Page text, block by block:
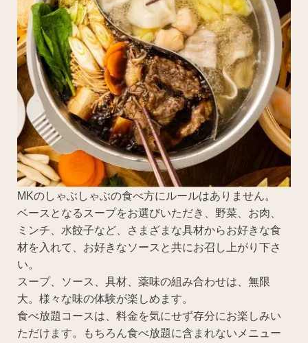
MKのしゃぶしゃぶの食べ方にルールはありません。
ベースとなるスープをお選びいただき、野菜、お肉、
ミンチ、水餃子など、さまざまな具材からお好きな食
材を入れて、お好きなソースと共にお召し上がり下さ
い。
スープ、ソース、具材、薬味の組み合わせは、無限
大。様々な味の体験が楽しめます。
食べ放題コースは、料金を気にせず存分にお楽しみい
ただけます。もちろん食べ放題に含まれないメニュー